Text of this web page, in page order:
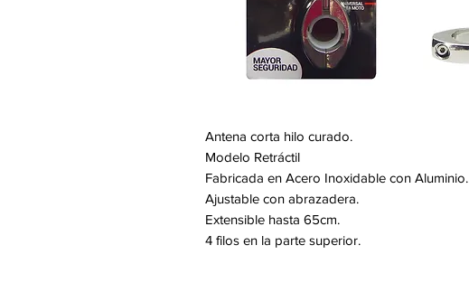
Antena corta hilo curado.
Modelo Retráctil
Fabricada en Acero Inoxidable con Aluminio.
Ajustable con abrazadera.
Extensible hasta 65cm.
4 filos en la parte superior.